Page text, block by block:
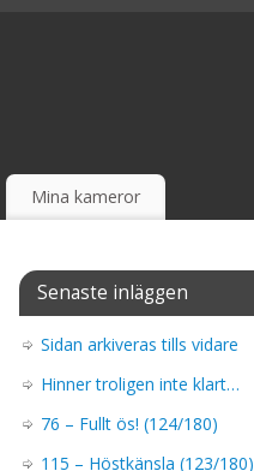
Mina kameror
Senaste inläggen
Sidan arkiveras tills vidare
Hinner troligen inte klart…
76 – Fullt ös! (124/180)
115 – Höstkänsla (123/180)